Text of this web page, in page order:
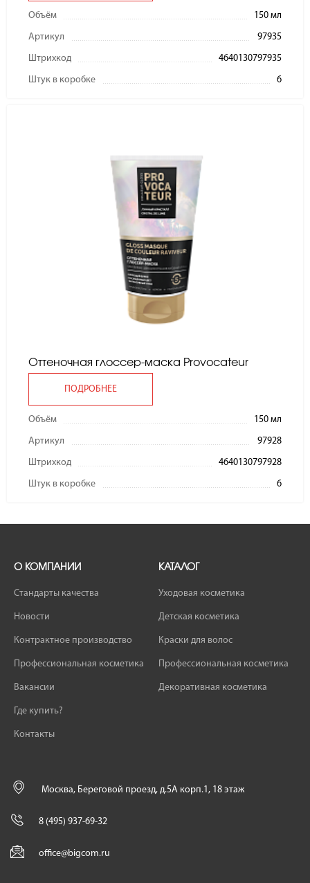
Объём 150 мл
Артикул 97935
Штрихкод 4640130797935
Штук в коробке 6
Оттеночная глоссер-маска Provocateur
ПОДРОБНЕЕ
Объём 150 мл
Артикул 97928
Штрихкод 4640130797928
Штук в коробке 6
О КОМПАНИИ
Стандарты качества
Новости
Контрактное производство
Профессиональная косметика
Вакансии
Где купить?
Контакты
КАТАЛОГ
Уходовая косметика
Детская косметика
Краски для волос
Профессиональная косметика
Декоративная косметика
Москва, Береговой проезд, д.5А корп.1, 18 этаж
8 (495) 937-69-32
office@bigcom.ru